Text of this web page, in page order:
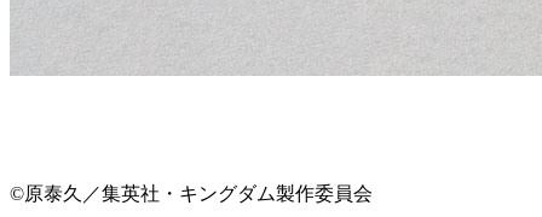
©原泰久／集英社・キングダム製作委員会